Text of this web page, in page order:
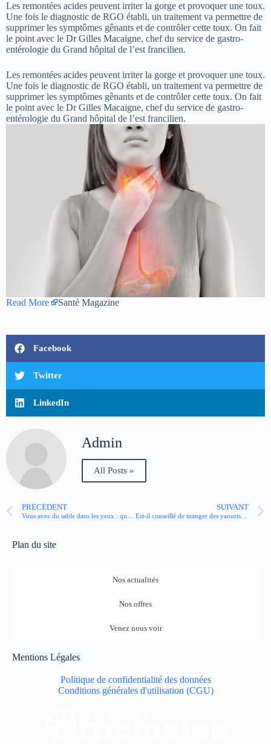
Les remontées acides peuvent irriter la gorge et provoquer une toux.
Une fois le diagnostic de RGO établi, un traitement va permettre de
supprimer les symptômes gênants et de contrôler cette toux. On fait
le point avec le Dr Gilles Macaigne, chef du service de gastro-
entérologie du Grand hôpital de l’est francilien.
Les remontées acides peuvent irriter la gorge et provoquer une toux.
Une fois le diagnostic de RGO établi, un traitement va permettre de
supprimer les symptômes gênants et de contrôler cette toux. On fait
le point avec le Dr Gilles Macaigne, chef du service de gastro-
entérologie du Grand hôpital de l’est francilien.
Read More Santé Magazine
Facebook
Twitter
LinkedIn
Admin
All Posts »
PRÉCÉDENT SUIVANT
Est-il conseillé de manger des yaourts quand on est constipé ?
Plan du site
Nos actualités
Nos offres
Venez nous voir
Mentions Légales
Politique de confidentialité des données
Conditions générales d'utilisation (CGU)